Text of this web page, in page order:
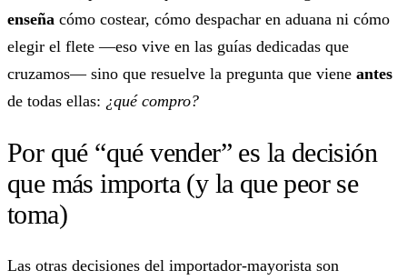
enseña cómo costear, cómo despachar en aduana ni cómo
elegir el flete —eso vive en las guías dedicadas que
cruzamos— sino que resuelve la pregunta que viene antes
de todas ellas: ¿qué compro?
Por qué “qué vender” es la decisión
que más importa (y la que peor se
toma)
Las otras decisiones del importador-mayorista son